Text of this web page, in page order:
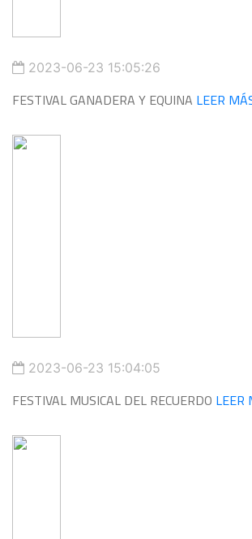
2023-06-23 15:05:26
FESTIVAL GANADERA Y EQUINA LEER
2023-06-23 15:04:05
FESTIVAL MUSICAL DEL RECUERDO LEER